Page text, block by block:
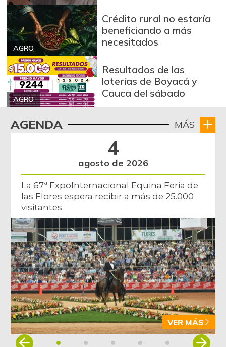
AGRO
Crédito rural no estaría
beneficiando a más
necesitados
AGRO
Resultados de las
loterías de Boyacá y
Cauca del sábado
AGENDA MÁS
4
agosto de 2026
La 67ª ExpoInternacional Equina Feria de
las Flores espera recibir a más de 25.000
visitantes
VER MÁS
Item